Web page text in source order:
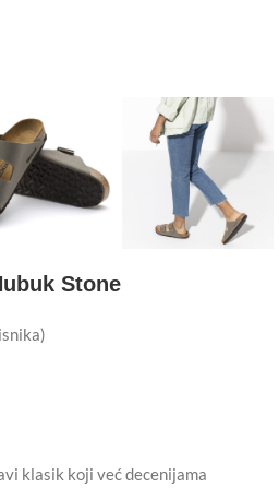
Stone
klasik koji već decenijama